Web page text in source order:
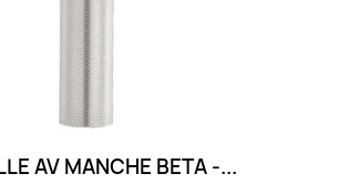
AV MANCHE BETA -...